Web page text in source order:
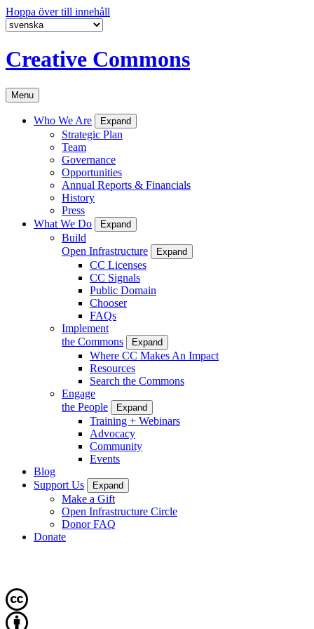
Hoppa över till innehåll
Creative Commons
Menu
Who We Are Expand
Strategic Plan
Team
Governance
Opportunities
Annual Reports & Financials
History
Press
What We Do
Expand
Build
Open Infrastructure
Expand
CC Licenses
CC Signals
Public Domain
Chooser
FAQs
Implement
the Commons
Expand
Where CC Makes An Impact
Resources
Search the Commons
Engage
the People
Expand
Training + Webinars
Advocacy
Community
Events
Blog
Support Us
Expand
Make a Gift
Open Infrastructure Circle
Donor FAQ
Donate